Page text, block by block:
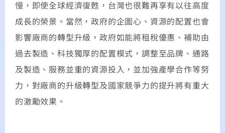
慢，即使全球經濟復甦，台灣也很難再享有以往高度
成長的榮景。當然，政府的企圖心、資源的配置也會
影響廠商的轉型升級，政府如能將租稅優惠、補助由
過去製造、科技獨厚的配置模式，調整至品牌、通路
及製造、服務並重的資源投入，並加強產學合作等努
力，對廠商的升級轉型及國家競爭力的提升將有重大
的激勵效果。